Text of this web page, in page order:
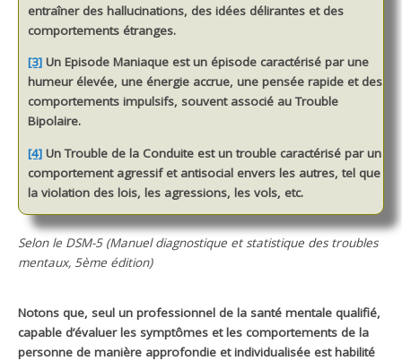
entraîner des hallucinations, des idées délirantes et des
comportements étranges.
[3] Un Episode Maniaque est un épisode caractérisé par une
humeur élevée, une énergie accrue, une pensée rapide et des
comportements impulsifs, souvent associé au Trouble
Bipolaire.
[4] UnTrouble de la Conduite est un trouble caractérisé par un
comportement agressif et antisocial envers les autres, tel que
la violation des lois, les agressions, les vols, etc.
Selon le DSM-5 (Manuel diagnostique et statistique des troubles
mentaux, 5ème édition)
Notons que, seul un professionnel de la santé mentale qualifié,
capable d’évaluer les symptômes et les comportements de la
personne de manière approfondie et individualisée est habilité